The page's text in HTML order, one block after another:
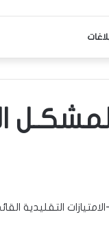
التقليدية